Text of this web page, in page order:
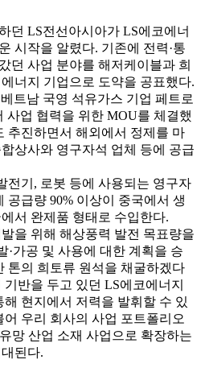
던 LS전선아시아가 LS에코에너
시작을 알렸다. 기존에 전력·통
던 사업 분야를 해저케이블과 희
너지 기업으로 도약을 공표했다.
트남 국영 석유가스 기업 페트로
사업 협력을 위한 MOU를 체결했
추진하면서 해외에서 정제를 마
상사와 영구자석 업체 등에 공급
전기, 로봇 등에 사용되는 영구자
공급량 90% 이상이 중국에서 생
서 완제품 형태로 수입한다.
을 위해 해상풍력 발전 목표량을
·가공 및 사용에 대한 계획을 승
톤의 희토류 원석을 채굴하겠다
반을 두고 있던 LS에코에너지
현지에서 저력을 발휘할 수 있
우리 회사의 사업 포트폴리오
망 산업 소재 사업으로 확장하는
된다.